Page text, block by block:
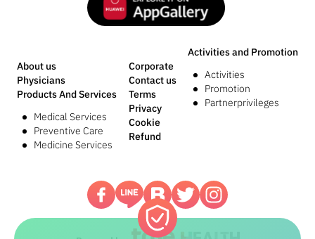
About us
Physicians
Products And Services
Medical Services
Preventive Care
Medicine Services
Activities and Promotion
Activities
Promotion
Partnerprivileges
Corporate
Contact us
Terms
Privacy
Cookie
Refund